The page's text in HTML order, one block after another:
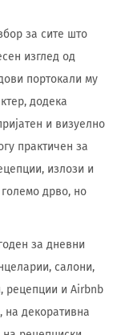
за сите што
изглед од
портокали му
додека
и визуелно
практичен за
излози и
дрво, но
за дневни
салони,
рецепции и Airbnb
декоративна